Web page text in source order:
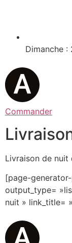
Dimanche
Commander
Livraison de nuit
[page-
output_type=
nuit » link_title=